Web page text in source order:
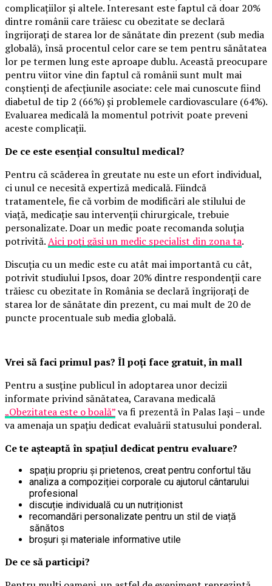
complicațiilor și altele. Interesant este faptul că doar 20%
dintre românii care trăiesc cu obezitate se declară
îngrijorați de starea lor de sănătate din prezent (sub media
globală), însă procentul celor care se tem pentru sănătatea
lor pe termen lung este aproape dublu. Această preocupare
pentru viitor vine din faptul că românii sunt mult mai
conștienți de afecțiunile asociate: cele mai cunoscute fiind
diabetul de tip 2 (66%) și problemele cardiovasculare (64%).
Evaluarea medicală la momentul potrivit poate preveni
aceste complicații.
De ce este esențial consultul medical?
Pentru că scăderea în greutate nu este un efort individual,
ci unul ce necesită expertiză medicală. Fiindcă
tratamentele, fie că vorbim de modificări ale stilului de
viață, medicație sau intervenții chirurgicale, trebuie
personalizate. Doar un medic poate recomanda soluția
potrivită.Aici poți găsi un medic specialist din zona ta.
Discuția cu un medic este cu atât mai importantă cu cât,
potrivit studiului Ipsos, doar 20% dintre respondenții care
trăiesc cu obezitate în România se declară îngrijorați de
starea lor de sănătate din prezent, cu mai mult de 20 de
puncte procentuale sub media globală.
Vrei să faci primul pas? Îl poți face gratuit, în mall
Pentru a susține publicul în adoptarea unor decizii
informate privind sănătatea, Caravana medicală
„Obezitatea este o boală”va fi prezentă în Palas Iași – unde
va amenaja un spațiu dedicat evaluării statusului ponderal.
Ce te așteaptă în spațiul dedicat pentru evaluare?
spațiu propriu și prietenos, creat pentru confortul tău
analiza a compoziției corporale cu ajutorul cântarului
profesional
discuție individuală cu un nutriționist
recomandări personalizate pentru un stil de viață
sănătos
broșuri și materiale informative utile
De ce să participi?